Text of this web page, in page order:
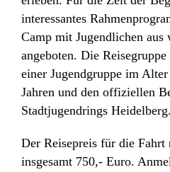
interessantes
Camp mit Jugendlichen aus
angeboten. Die
einer Jugendgruppe im
Jahren und den offiziellen
Stadtjugendrings Heidelberg.
Der Reisepreis für die Fahrt
insgesamt 750,- Euro.